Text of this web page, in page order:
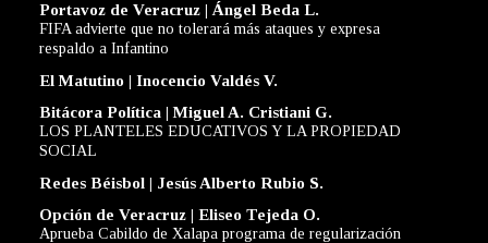
Portavoz de Veracruz | Ángel Beda L.
FIFA advierte que no tolerará más ataques y expresa
respaldo a Infantino
El Matutino | Inocencio Valdés V.
Bitácora Política | Miguel A. Cristiani G.
LOS PLANTELES EDUCATIVOS Y LA PROPIEDAD
SOCIAL
Redes Béisbol | Jesús Alberto Rubio S.
Opción de Veracruz | Eliseo Tejeda O.
Aprueba Cabildo de Xalapa programa de regularización